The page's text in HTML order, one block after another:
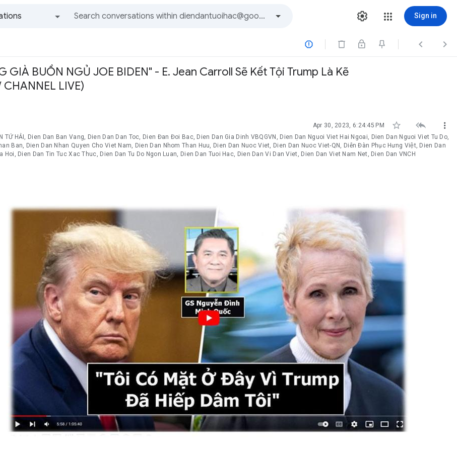
Sign in
  
GIÀ BUỒN NGỦ JOE BIDEN" - E. Jean Carroll Sẽ Kết Tội Trump Là Kẽ
CHANNEL LIVE)
Apr 30, 2023, 6:24:45 PM   
TỨ HẢI, Dien Dan Ban Vang, Dien Dan Dan Toc, Dien Đan Đoi Bac, Dien Dan Gia Dinh VBQGVN, Dien Dan Nguoi Viet Hai Ngoai, Dien Dan Nguoi Viet Tu Do,
Ban, Dien Dan Nhan Quyen Cho Viet Nam, Dien Dan Nhom Than Huu, Dien Dan Nuoc Viet, Dien Dan Nuoc Viet-QN, Diễn Đàn Phục Hưng Việt, Dien Dan
Hoi, Dien Dan Tin Tuc Xac Thuc, Dien Dan Tu Do Ngon Luan, Dien Dan Tuoi Hac, Dien Dan Vi Dan Viet, Dien Dan Viet Nam Net, Dien Dan VNCH